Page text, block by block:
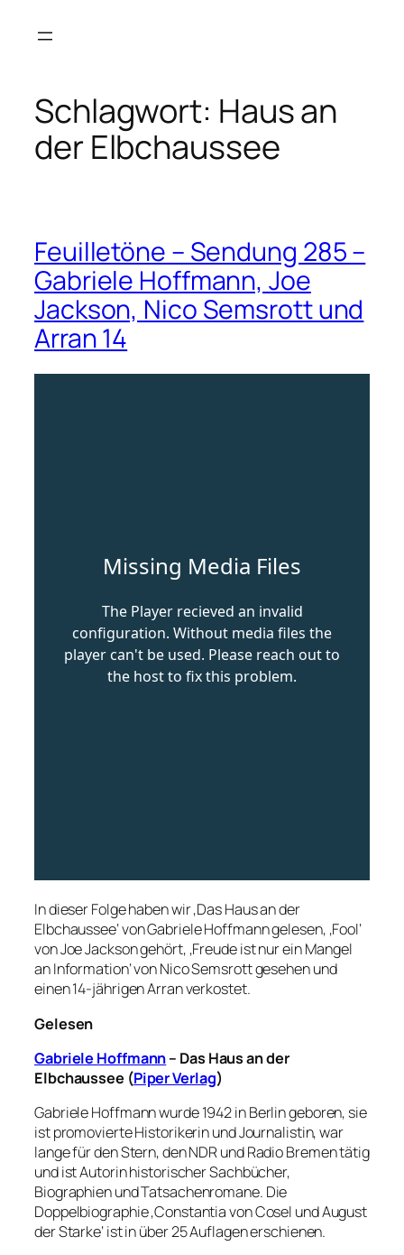
Inhalt
Schlagwort: Haus an
der Elbchaussee
Feuilletöne – Sendung 285 –
Gabriele Hoffmann, Joe
Jackson, Nico Semsrott und
Arran 14
In dieser Folge haben wir ‚Das Haus an der
Elbchaussee‘ von Gabriele Hoffmann gelesen, ‚Fool‘
von Joe Jackson gehört, ‚Freude ist nur ein Mangel
an Information‘ von Nico Semsrott gesehen und
einen 14-jährigen Arran verkostet.
Gelesen
Gabriele Hoffmann– Das Haus an der
Elbchaussee (Piper Verlag)
Gabriele Hoffmann wurde 1942 in Berlin geboren, sie
ist promovierte Historikerin und Journalistin, war
lange für den Stern, den NDR und Radio Bremen tätig
und ist Autorin historischer Sachbücher,
Biographien und Tatsachenromane. Die
Doppelbiographie ‚Constantia von Cosel und August
der Starke‘ ist in über 25 Auflagen erschienen.